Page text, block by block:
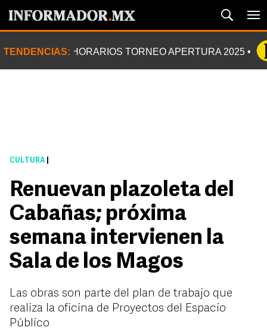
TENDENCIAS: HORARIOS TORNEO APERTURA 2025
CULTURA
Renuevan plazoleta del
Cabañas; próxima
semana intervienen la
Sala de los Magos
Las obras son parte del plan de trabajo que
realiza la oficina de Proyectos del Espacio
Público